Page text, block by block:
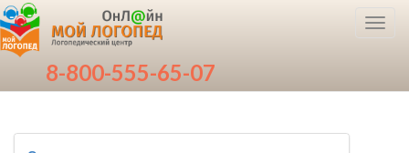
8-800-555-65-07